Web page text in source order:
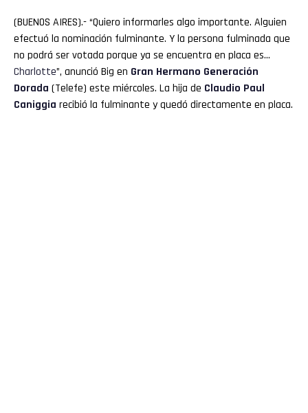
(BUENOS AIRES).- “Quiero informarles algo importante. Alguien
efectuó la nominación fulminante. Y la persona fulminada que
no podrá ser votada porque ya se encuentra en placa es…
Charlotte”, anunció Big en Gran Hermano Generación
Dorada (Telefe) este miércoles. La hija de Claudio Paul
Caniggia recibió la fulminante y quedó directamente en placa.